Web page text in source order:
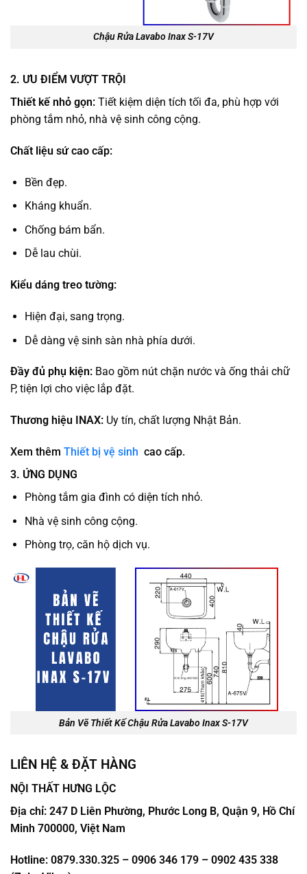
Chậu Rửa Lavabo Inax S-17V
2. ƯU ĐIỂM VƯỢT TRỘI
Thiết kế nhỏ gọn: Tiết kiệm diện tích tối đa, phù hợp với
phòng tắm nhỏ, nhà vệ sinh công cộng.
Chất liệu sứ cao cấp:
Bền đẹp.
Kháng khuẩn.
Chống bám bẩn.
Dễ lau chùi.
Kiểu dáng treo tường:
Hiện đại, sang trọng.
Dễ dàng vệ sinh sàn nhà phía dưới.
Đầy đủ phụ kiện: Bao gồm nút chặn nước và ống thải chữ
P, tiện lợi cho việc lắp đặt.
Thương hiệu INAX: Uy tín, chất lượng Nhật Bản.
Xem thêm Thiết bị vệ sinh cao cấp.
3. ỨNG DỤNG
Phòng tắm gia đình có diện tích nhỏ.
Nhà vệ sinh công cộng.
Phòng trọ, căn hộ dịch vụ.
Bản Vẽ Thiết Kế Chậu Rửa Lavabo Inax S-17V
LIÊN HỆ & ĐẶT HÀNG
NỘI THẤT HƯNG LỘC
Địa chỉ: 247 D Liên Phường, Phước Long B, Quận 9, Hồ Chí
Minh 700000, Việt Nam
Hotline: 0879.330.325 – 0906 346 179 – 0902 435 338